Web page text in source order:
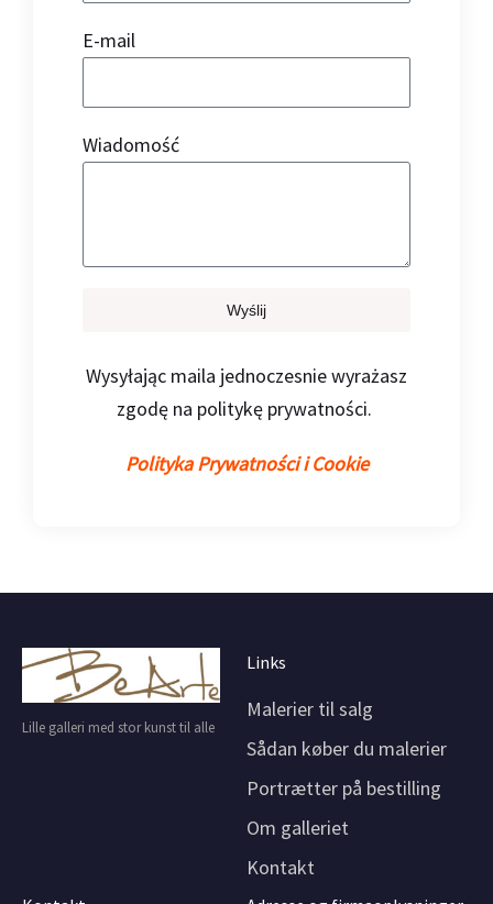
E-mail
Wiadomość
Wyślij
Wysyłając maila jednoczesnie wyrażasz
zgodę na politykę prywatności.
Polityka Prywatności i Cookie
Lille galleri med stor kunst til alle
Links
Malerier til salg
Sådan køber du malerier
Portrætter på bestilling
Om galleriet
Kontakt